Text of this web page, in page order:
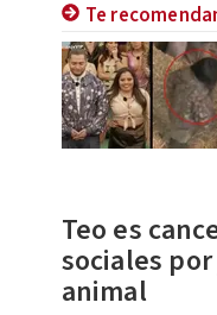
Te
​Teo es
sociales
animal